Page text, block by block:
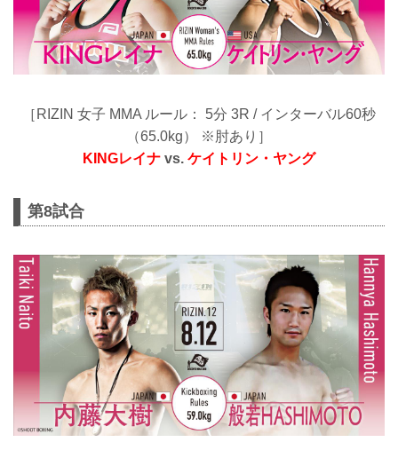
［RIZIN 女子 MMA ルール： 5分 3R / インターバル60秒
（65.0kg） ※肘あり］
KINGレイナ vs. ケイトリン・ヤング
第8試合